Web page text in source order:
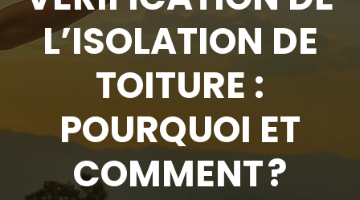
L’ISOLATION DE
TOITURE :
POURQUOI ET
COMMENT ?